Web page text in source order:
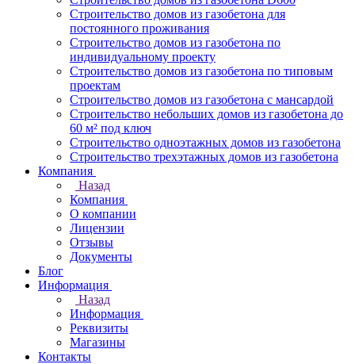
Строительство домов из газобетона для
постоянного проживания
Строительство домов из газобетона по
индивидуальному проекту
Строительство домов из газобетона по типовым
проектам
Строительство домов из газобетона с мансардой
Строительство небольших домов из газобетона до
60 м² под ключ
Строительство одноэтажных домов из газобетона
Строительство трехэтажных домов из газобетона
Компания
Назад
Компания
О компании
Лицензии
Отзывы
Документы
Блог
Информация
Назад
Информация
Реквизиты
Магазины
Контакты